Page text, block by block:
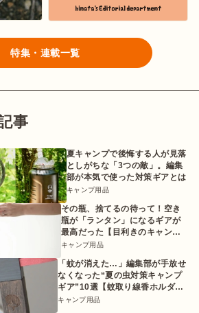
特集・連載一覧
事
夏キャンプで後悔する人が見落
としがちな「3つの敵」。編集
部が本気で使った対策ギアとは
キャンプ用品
その瓶、捨てるの待って！空き
瓶が「ランタン」になるギアが
最高だった【目利きのキャンプ
ギア】
キャンプ用品
「蚊が消えた…」編集部が手放せ
なくなった“夏の虫対策キャンプ
ギア”10選【蚊取り線香ホルダー
etc.】
キャンプ用品